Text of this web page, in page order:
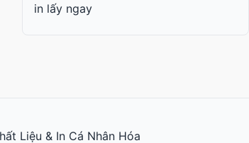
in lấy ngay
Liệu & In Cá Nhân Hóa